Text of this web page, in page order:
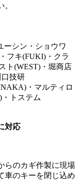
ーシン・ショウワ
フキ(FUKI)・クラ
ト(WEST)・堀商店
技研
・マルティロ
トステム
対応
らのカギ作製に現場
車のキーを閉じ込め